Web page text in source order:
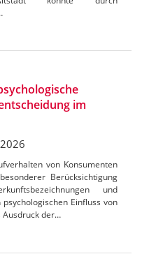
im
von Konsumenten
Berücksichtigung
und
Einfluss von
Ausdruck der…